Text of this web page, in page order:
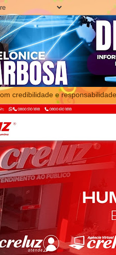
credibilidade e